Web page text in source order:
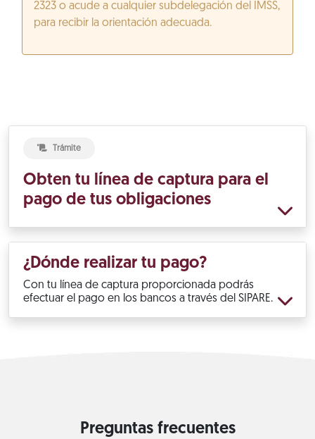
2323 o acude a cualquier subdelegación del IMSS,
para recibir la orientación adecuada.
Trámite
Obten tu línea de captura para el
pago de tus obligaciones
¿Dónde realizar tu pago?
Con tu línea de captura proporcionada podrás
efectuar el pago en los bancos a través del SIPARE.
Preguntas frecuentes